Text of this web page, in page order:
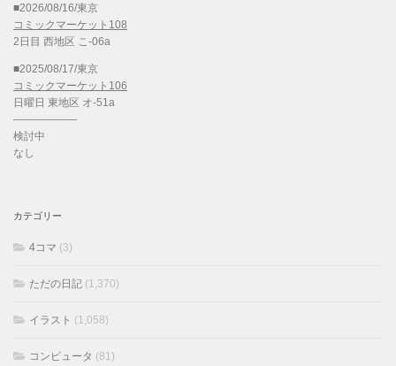
■2026/08/16/東京
コミックマーケット108
2日目 西地区 こ-06a
■2025/08/17/東京
コミックマーケット106
日曜日 東地区 オ-51a
——————
検討中
なし
カテゴリー
4コマ (3)
ただの日記 (1,370)
イラスト (1,058)
コンピュータ (81)